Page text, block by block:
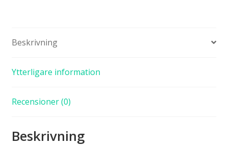
Beskrivning
Ytterligare information
Recensioner (0)
Beskrivning